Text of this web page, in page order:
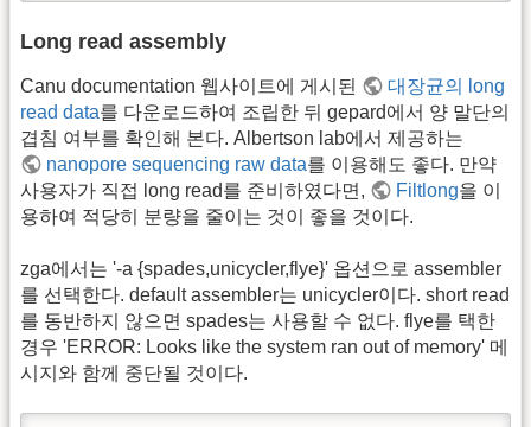
Long read assembly
Canu documentation 웹사이트에 게시된
대장균의 long
read data를 다운로드하여 조립한 뒤 gepard에서 양 말단의
겹침 여부를 확인해 본다. Albertson lab에서 제공하는
nanopore sequencing raw data를 이용해도 좋다. 만약
사용자가 직접 long read를 준비하였다면,
Filtlong을 이
용하여 적당히 분량을 줄이는 것이 좋을 것이다.
zga에서는 '-a {spades,unicycler,flye}' 옵션으로 assembler
를 선택한다. default assembler는 unicycler이다. short read
를 동반하지 않으면 spades는 사용할 수 없다. flye를 택한
경우 'ERROR: Looks like the system ran out of memory' 메
시지와 함께 중단될 것이다.